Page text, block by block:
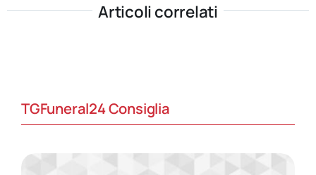
Articoli correlati
TGFuneral24 Consiglia